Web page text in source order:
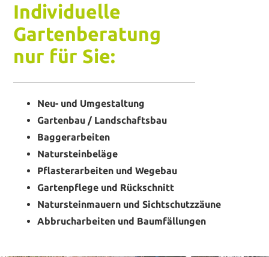
Individuelle
Gartenberatung
nur für Sie:
Neu- und Umgestaltung
Gartenbau / Landschaftsbau
Baggerarbeiten
Natursteinbeläge
Pflasterarbeiten und Wegebau
Gartenpflege und Rückschnitt
Natursteinmauern und Sichtschutzzäune
Abbrucharbeiten und Baumfällungen